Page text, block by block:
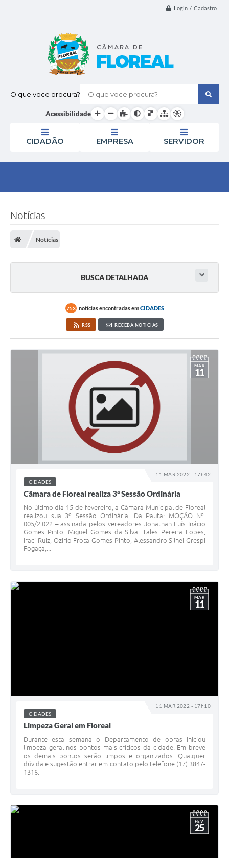
Login / Cadastro
O que voce procura?
Acessibilidade
CIDADÃO EMPRESA SERVIDOR
Notícias
Notícias
BUSCA DETALHADA
753 notícias encontradas emCIDADES
RSS RECEBA NOTÍCIAS
11 MAR 2022 - 17h42
MAR
11
CIDADES
Câmara de Floreal realiza 3ª Sessão Ordinária
No último dia 15 de fevereiro, a Câmara Municipal de Floreal
realizou sua 3º Sessão Ordinária. Da Pauta: MOÇÃO Nº.
005/2.022 – assinada pelos vereadores Jonathan Luís Inácio
Gomes Pinto, Miguel Gomes da Silva, Tales Pereira Lopes,
Iraci Ruiz, Ozirio Frota Gomes Pinto, Alessandro Silnei Grespi
Fogaça,...
11 MAR 2022 - 17h10
MAR
11
CIDADES
Limpeza Geral em Floreal
Durante esta semana o Departamento de obras iniciou
limpeza geral nos pontos mais críticos da cidade. Em breve
os demais pontos serão limpos e organizados. Qualquer
dúvida e sugestão entrar em contato pelo telefone (17) 3847-
1316.
FEV
25